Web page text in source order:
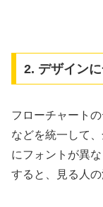
2. デザイン
フローチャート
などを統一して
にフォントが異
すると、見る人の